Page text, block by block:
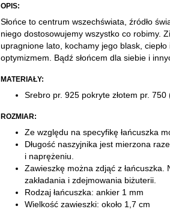
OPIS:
Słońce to centrum wszechświata, źródło
niego dostosowujemy wszystko co robimy.
upragnione lato, kochamy jego blask,
optymizmem. Bądź słońcem dla siebie i
MATERIAŁY:
Srebro pr. 925 pokryte złotem pr. 750
ROZMIAR:
Ze względu na specyfikę łańcuszka
Długość naszyjnika jest mierzona
i naprężeniu.
Zawieszkę można zdjąć z łańcuszka.
zakładania i zdejmowania biżuterii.
​Rodzaj łańcuszka: ankier 1 mm
Wielkość zawieszki: około 1,7 cm